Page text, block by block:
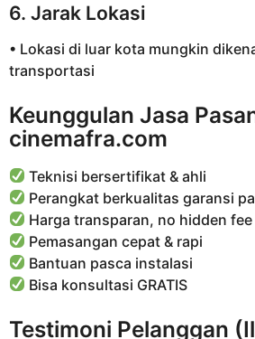
6. Jarak Lokasi
• Lokasi di luar kota mungkin
transportasi
Keunggulan Jasa
cinemafra.com
Teknisi bersertifikat & ahli
Perangkat berkualitas garansi
Harga transparan, no hidden fee
Pemasangan cepat & rapi
Bantuan pasca instalasi
Bisa konsultasi GRATIS
Testimoni Pelanggan